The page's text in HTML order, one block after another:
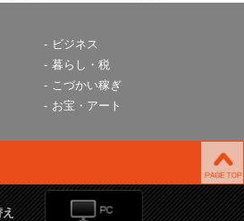
ビジネス
暮らし・税
こづかい稼ぎ
お宝・アート
え